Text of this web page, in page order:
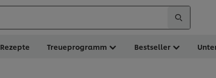
Rezepte Treueprogramm Bestseller